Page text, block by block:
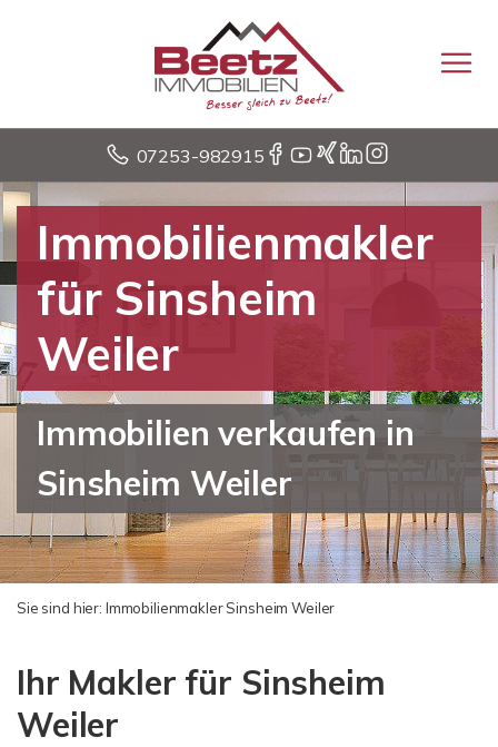
07253-982915
Immobilienmakler
für Sinsheim
Weiler
Immobilien verkaufen in
Sinsheim Weiler
Sie sind hier: Immobilienmakler Sinsheim Weiler
Ihr Makler für Sinsheim
Weiler